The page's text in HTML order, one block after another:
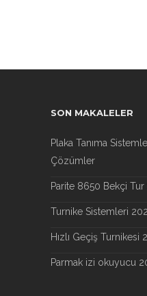
SON MAKALELER
Plaka Tanıma
Çözümler
Parite 8650 Bekçi Tur
Turnike Sistemleri
Hızlı Geçiş Turnikesi
Parmak izi okuyucu